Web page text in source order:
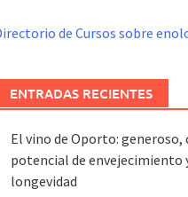
de Cursos sobre
ENTRADAS RECIENTES
El vino de Oporto:
potencial de envejecimiento
longevidad